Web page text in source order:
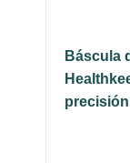
Báscula